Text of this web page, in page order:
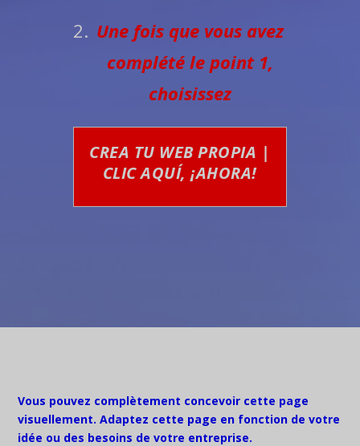
Une fois que vous avez
complété le point 1,
choisissez
CREA TU WEB PROPIA |
CLIC AQUÍ, ¡AHORA!
Vous pouvez complètement concevoir cette page
visuellement. Adaptez cette page en fonction de votre
idée ou des besoins de votre entreprise.